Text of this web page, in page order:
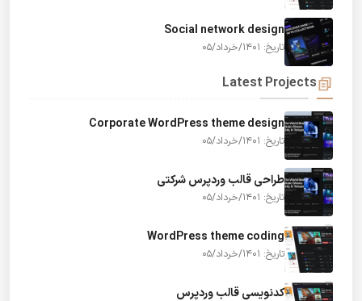
Social network design
تاریخ: 1401/خرداد/05
Latest Projects
Corporate WordPress theme design
تاریخ: 1401/خرداد/05
طراحی قالب وردپرس شرکتی
تاریخ: 1401/خرداد/05
WordPress theme coding
تاریخ: 1401/خرداد/05
کدنویسی قالب وردپرس